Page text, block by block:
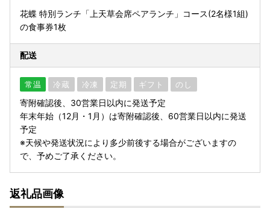
花蝶 特別ランチ「上天草会席ペアランチ」コース(2名様1組)
の食事券1枚
配送
常温 冷蔵 冷凍 定期 ギフト のし
寄附確認後、30営業日以内に発送予定
年末年始（12月・1月）は寄附確認後、60営業日以内に発送
予定
※天候や発送状況により多少前後する場合がございますの
で、予めご了承ください。
返礼品画像